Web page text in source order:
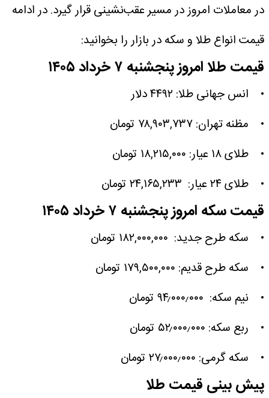
در معاملات امروز در مسیر عقب‌نشینی قرار گیرد.در ادامه
قیمت انواع طلا و سکه در بازار را بخوانید:
قیمت طلا امروز پنجشنبه ۷ خرداد ۱۴۰۵
• انس جهانی طلا: ۴۴۹۲ دلار
• مظنه تهران: ۷۸,۹۰۳,۷۳۷ تومان
• طلای ۱۸ عیار: ۱۸,۲۱۵,۰۰۰ تومان
• طلای ۲۴ عیار: ۲۴,۱۶۵,۲۳۳ تومان
قیمت سکه امروز پنجشنبه ۷ خرداد
• سکه طرح جدید: ۱۸۲,۰۰۰,۰۰۰ تومان
• سکه طرح قدیم: ۱۷۹,۵۰۰,۰۰۰ تومان
• نیم سکه: ۹۴٫۰۰۰٫۰۰۰ تومان
• ربع سکه: ۵۲٫۰۰۰٫۰۰۰ تومان
• سکه گرمی: ۲۷٫۰۰۰٫۰۰۰ تومان
پیش بینی قیمت طلا